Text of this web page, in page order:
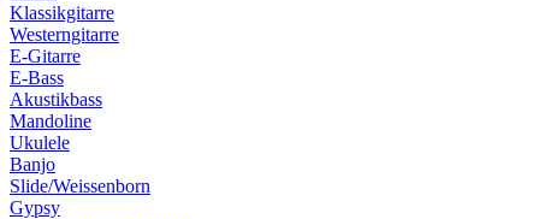
Klassikgitarre
Westerngitarre
E-Gitarre
E-Bass
Akustikbass
Mandoline
Ukulele
Banjo
Slide/Weissenborn
Gypsy